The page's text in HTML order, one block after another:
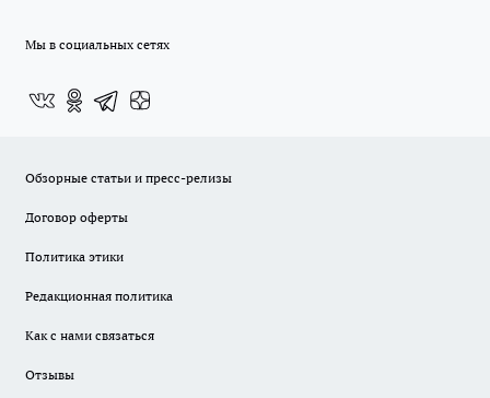
Мы в социальных сетях
Обзорные статьи и пресс-релизы
Договор оферты
Политика этики
Редакционная политика
Как с нами связаться
Отзывы